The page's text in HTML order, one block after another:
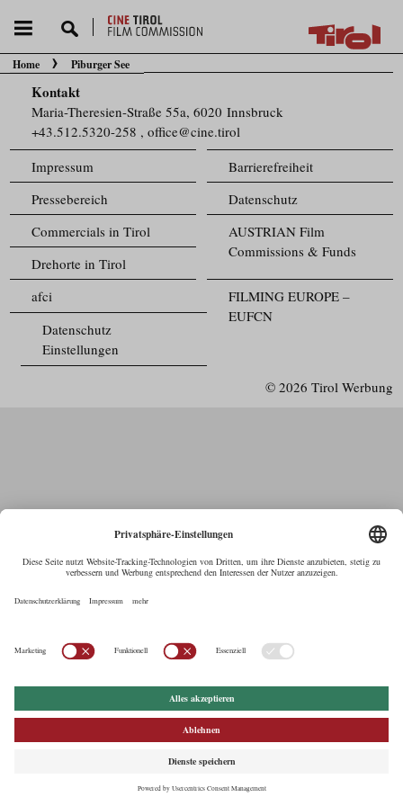
Sie befinden sich hier:
Home Piburger See
Kontakt
Maria-Theresien-Straße 55a, 6020 Innsbruck
+43.512.5320-258 ,office@cine.tirol
Impressum
Barrierefreiheit
Pressebereich
Datenschutz
Commercials in Tirol
AUSTRIAN Film
Commissions & Funds
Drehorte in Tirol
FILMING EUROPE –
EUFCN
afci
Datenschutz
Einstellungen
© 2026 Tirol Werbung